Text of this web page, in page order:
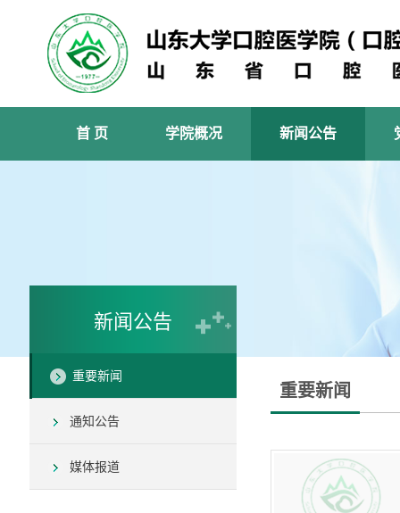
首 页 学院概况 新闻公告
新闻公告
重要新闻
通知公告
媒体报道
重要新闻